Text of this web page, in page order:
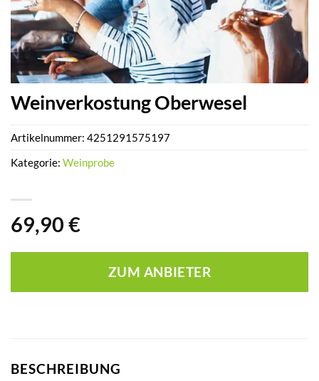
Weinverkostung Oberwesel
69,90 €
ZUM ANBIETER
Artikelnummer: 4251291575197
Kategorie: Weinprobe
BESCHREIBUNG